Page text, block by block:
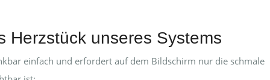
Herzstück unseres Systems
einfach und erfordert auf dem Bildschirm nur die schmale